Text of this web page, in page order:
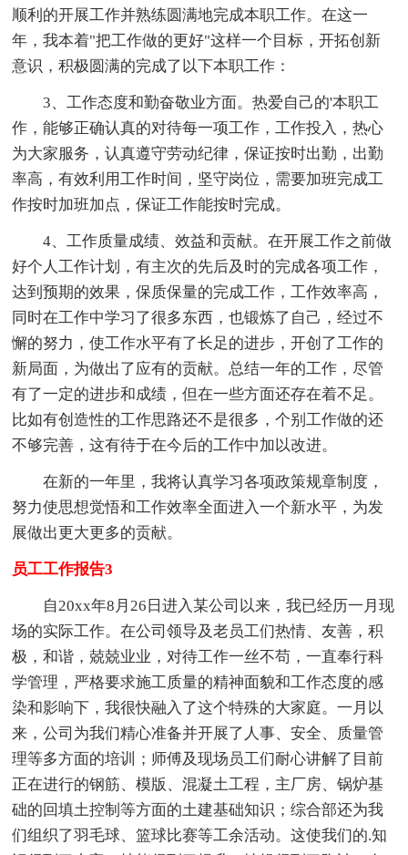
顺利的开展工作并熟练圆满地完成本职工作。在这一
年，我本着"把工作做的更好"这样一个目标，开拓创新
意识，积极圆满的完成了以下本职工作：
3、工作态度和勤奋敬业方面。热爱自己的'本职工
作，能够正确认真的对待每一项工作，工作投入，热心
为大家服务，认真遵守劳动纪律，保证按时出勤，出勤
率高，有效利用工作时间，坚守岗位，需要加班完成工
作按时加班加点，保证工作能按时完成。
4、工作质量成绩、效益和贡献。在开展工作之前做
好个人工作计划，有主次的先后及时的完成各项工作，
达到预期的效果，保质保量的完成工作，工作效率高，
同时在工作中学习了很多东西，也锻炼了自己，经过不
懈的努力，使工作水平有了长足的进步，开创了工作的
新局面，为做出了应有的贡献。总结一年的工作，尽管
有了一定的进步和成绩，但在一些方面还存在着不足。
比如有创造性的工作思路还不是很多，个别工作做的还
不够完善，这有待于在今后的工作中加以改进。
在新的一年里，我将认真学习各项政策规章制度，
努力使思想觉悟和工作效率全面进入一个新水平，为发
展做出更大更多的贡献。
员工工作报告3
自20xx年8月26日进入某公司以来，我已经历一月现
场的实际工作。在公司领导及老员工们热情、友善，积
极，和谐，兢兢业业，对待工作一丝不苟，一直奉行科
学管理，严格要求施工质量的精神面貌和工作态度的感
染和影响下，我很快融入了这个特殊的大家庭。一月以
来，公司为我们精心准备并开展了人事、安全、质量管
理等多方面的培训；师傅及现场员工们耐心讲解了目前
正在进行的钢筋、模版、混凝土工程，主厂房、锅炉基
础的回填土控制等方面的土建基础知识；综合部还为我
们组织了羽毛球、篮球比赛等工余活动。这使我们的.知